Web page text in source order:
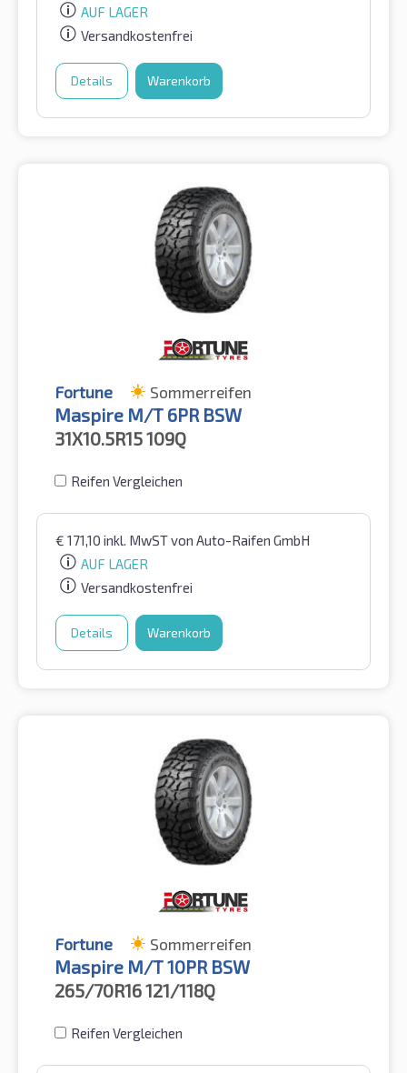
AUF LAGER
Versandkostenfrei
Details Warenkorb
Fortune Sommerreifen
Maspire M/T 6PR BSW
31X10.5R15109Q
Reifen Vergleichen
€ 171,10 inkl. MwSTvon Auto-Raifen GmbH
AUF LAGER
Versandkostenfrei
Details Warenkorb
Fortune Sommerreifen
Maspire M/T 10PR BSW
265/70R16121/118Q
Reifen Vergleichen